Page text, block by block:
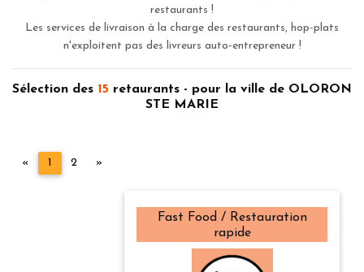
restaurants !
Les services de livraison à la charge des restaurants, hop-plats
n'exploitent pas des livreurs auto-entrepreneur !
Sélection des 15 retaurants - pour la ville de OLORON
STE MARIE
« Précédent
1 2 »
Fast Food / Restauration
rapide